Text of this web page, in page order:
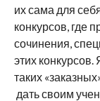
их сама для
конкурсов, где
сочинения,
этих
таких
дать своим